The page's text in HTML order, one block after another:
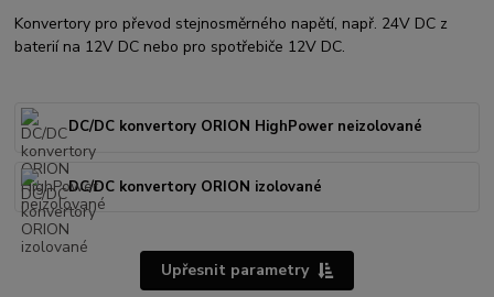
Konvertory pro převod stejnosměrného napětí, např. 24V DC z
baterií na 12V DC nebo pro spotřebiče 12V DC.
DC/DC konvertory ORION HighPower neizolované
DC/DC konvertory ORION izolované
Upřesnit parametry